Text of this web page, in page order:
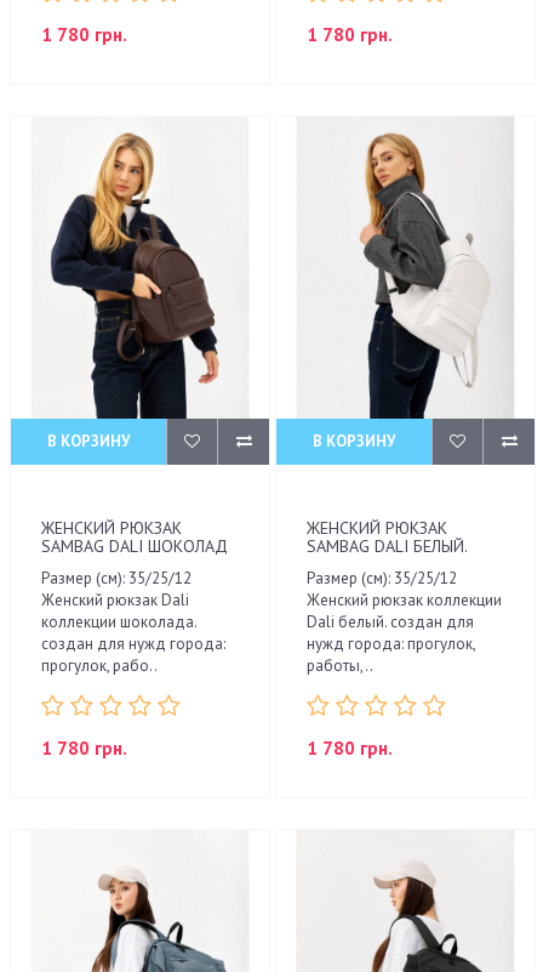
1 780 грн. 1 780 грн.
В КОРЗИНУ
ЖЕНСКИЙ РЮКЗАК
SAMBAG DALI ШОКОЛАД
Размер (см): 35/25/12
Женский рюкзак Dali
коллекции шоколада.
создан для нужд города:
прогулок, рабо..
1 780 грн.
В КОРЗИНУ
ЖЕНСКИЙ РЮКЗАК
SAMBAG DALI БЕЛЫЙ.
Размер (см): 35/25/12
Женский рюкзак коллекции
Dali белый. создан для
нужд города: прогулок,
работы,..
1 780 грн.